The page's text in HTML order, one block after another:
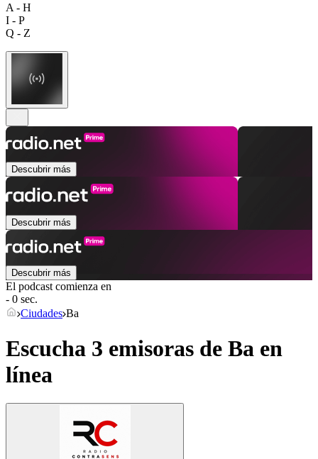
A - H
I - P
Q - Z
Descubrir más
Descubrir más
Descubrir más
El podcast comienza en
- 0 sec.
Ciudades Ba
Escucha 3 emisoras de Ba en
línea